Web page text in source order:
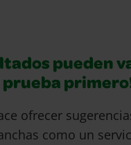
pueden
prueba
ofrecer
como un